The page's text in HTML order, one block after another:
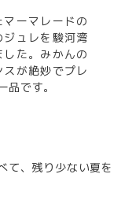
ーマレードの
ュレを駿河湾
た。みかんの
が絶妙でプレ
です。
て、残り少ない夏を